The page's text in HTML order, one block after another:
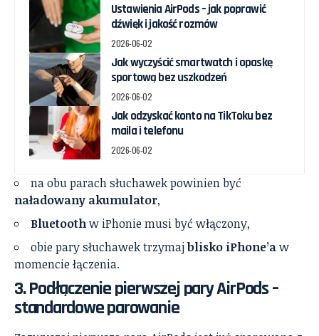
Ustawienia AirPods – jak poprawić
dźwięk i jakość rozmów
2026-06-02
Jak wyczyścić smartwatch i opaskę
sportową bez uszkodzeń
2026-06-02
Jak odzyskać konto na TikToku bez
maila i telefonu
2026-06-02
na obu parach słuchawek powinien być
naładowany akumulator,
Bluetoothw iPhonie musi być włączony,
obie pary słuchawek trzymajblisko iPhone’aw
momencie łączenia.
3. Podłączenie pierwszej pary AirPods –
standardowe parowanie